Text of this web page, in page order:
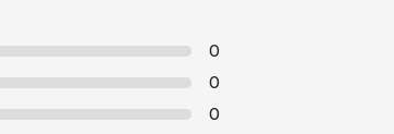
0
0
0